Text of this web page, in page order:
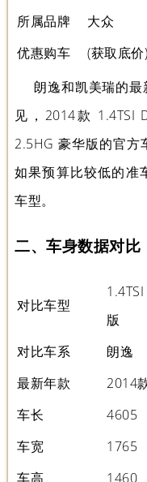
所属品牌
大众
优惠购车
(获取底价)
朗逸和凯美瑞的
见，2014款 1.4TSI
2.5HG 豪华版的官方
如果预算比较低的准
车型。
二、车身数据对比
对比车型
版
对比车系
朗逸
最新年款
2014
车长
4605
车宽
1765
车高
1460